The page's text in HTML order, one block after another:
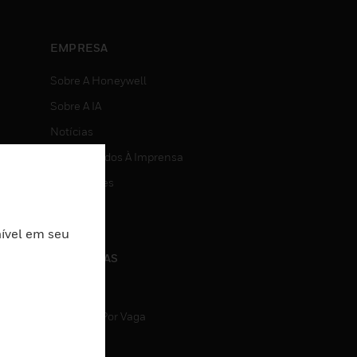
EMPRESA
Sobre A Honeywell
Sobre A IA
Notícias
Comunicados À Imprensa
Investidores
CARREIRAS
Pesquisa Por Vaga
em seu